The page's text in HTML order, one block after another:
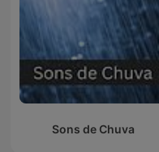
Sons de Chuva